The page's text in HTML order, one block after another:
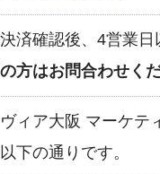
済確認後、4営業
方はお問合わせくだ
ィア大阪 マーケテ
下の通りです。